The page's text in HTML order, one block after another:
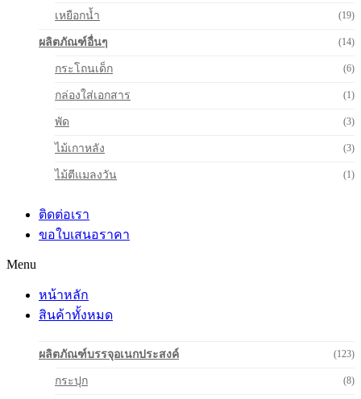
เหยือกน้ำ (19)
ผลิตภัณฑ์อื่นๆ (14)
กระโถนเด็ก (6)
กล่องใส่เอกสาร (1)
พัด (3)
ไม้เกาหลัง (3)
ไม้ตีแมลงวัน (1)
ติดต่อเรา
ขอใบเสนอราคา
Menu
หน้าหลัก
สินค้าทั้งหมด
ผลิตภัณฑ์บรรจุอเนกประสงค์ (123)
กระปุก (8)